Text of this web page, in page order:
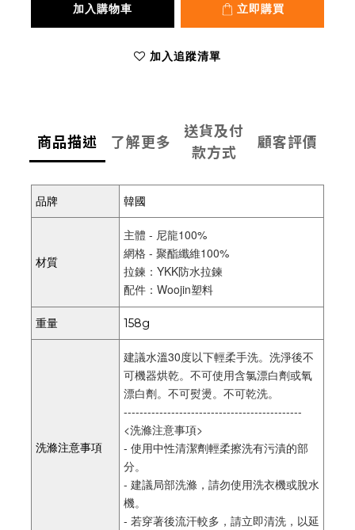
加入購物車 立即購買
加入追蹤清單
商品描述 了解更多
送貨及付
款方式
顧客評價
品牌 韓國
材質
主體 - 尼龍100%
網格 - 聚酯纖維100%
拉鍊：YKK防水拉鍊
配件：Woojin塑料
重量 158g
洗滌注意事項
建議水溫30度以下輕柔手洗。洗淨後不
可機器烘乾。不可使用含氯漂白劑或氧
漂白劑。不可熨燙。不可乾洗。
---------------------------------------------
<洗滌注意事項>
- 使用中性清潔劑輕柔擦洗有污漬的部
分。
- 建議局部洗滌，請勿使用洗衣機或脫水
機。
- 若穿著後流汗較多，請立即清洗，以延